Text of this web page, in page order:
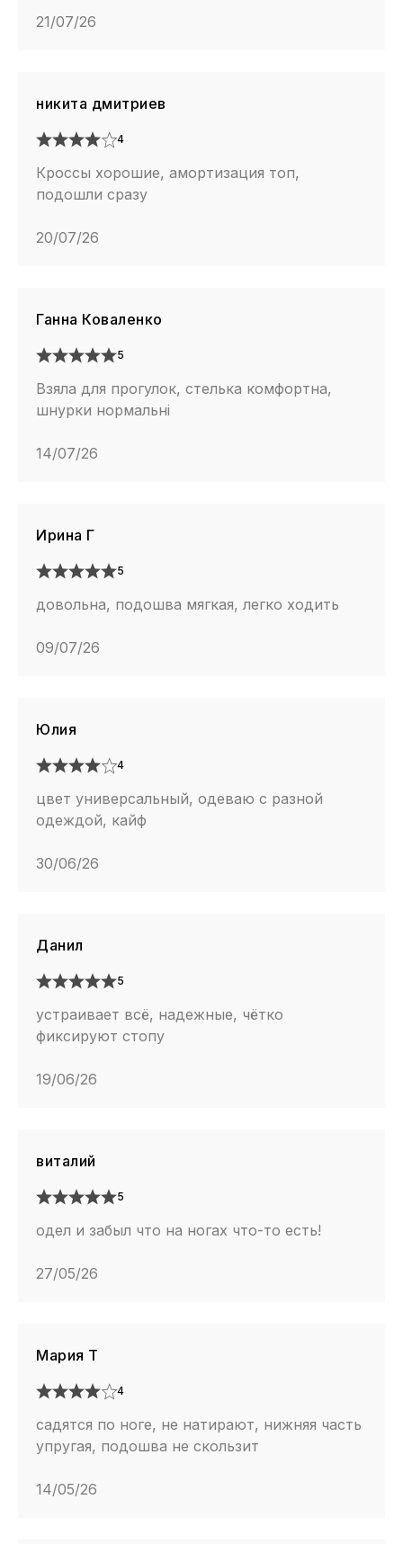
21/07/26
никита дмитриев
4
Кроссы хорошие, амортизация топ,
подошли сразу
20/07/26
Ганна Коваленко
5
Взяла для прогулок, стелька комфортна,
шнурки нормальні
14/07/26
Ирина Г
5
довольна, подошва мягкая, легко ходить
09/07/26
Юлия
4
цвет универсальный, одеваю с разной
одеждой, кайф
30/06/26
Данил
5
устраивает всё, надежные, чётко
фиксируют стопу
19/06/26
виталий
5
одел и забыл что на ногах что-то есть!
27/05/26
Мария Т
4
садятся по ноге, не натирают, нижняя часть
упругая, подошва не скользит
14/05/26